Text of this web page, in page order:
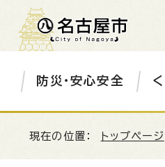
防災・安心安全
現在の位置： トップページ